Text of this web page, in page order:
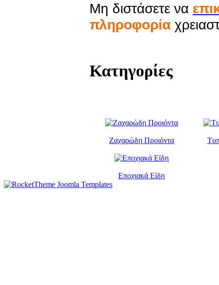
Μη διστάσετε να
πληροφορία
Κατηγορίες
Ζαχαρώδη Προιόντα
Εποχιακά Είδη